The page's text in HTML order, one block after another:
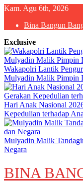
Skip
content
Kam. Agu 6th, 2026
Bina Bangun
Exclusive
Wakapolri Lantik
Mulyadin Malik Pimpin
Hari Anak Nasional
Kepedulian terhadap
Mulyadin Malik
Negara
BINA